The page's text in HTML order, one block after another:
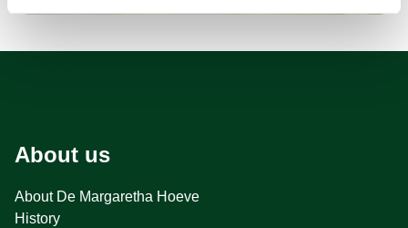
About us
About De Margaretha Hoeve
History